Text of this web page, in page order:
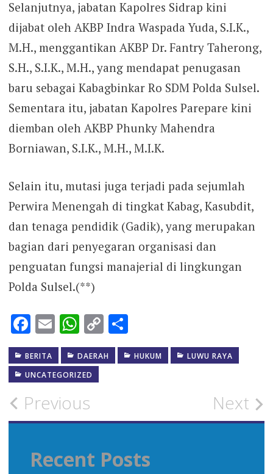
Selanjutnya, jabatan Kapolres Sidrap kini
dijabat oleh AKBP Indra Waspada Yuda, S.I.K.,
M.H., menggantikan AKBP Dr. Fantry Taherong,
S.H., S.I.K., M.H., yang mendapat penugasan
baru sebagai Kabagbinkar Ro SDM Polda Sulsel.
Sementara itu, jabatan Kapolres Parepare kini
diemban oleh AKBP Phunky Mahendra
Borniawan, S.I.K., M.H., M.I.K.
Selain itu, mutasi juga terjadi pada sejumlah
Perwira Menengah di tingkat Kabag, Kasubdit,
dan tenaga pendidik (Gadik), yang merupakan
bagian dari penyegaran organisasi dan
penguatan fungsi manajerial di lingkungan
Polda Sulsel.(**)
Facebook
EmailWhatsApp
Copy
Link
Share
BERITA DAERAH HUKUM
LUWU RAYA
UNCATEGORIZED
Post
navigation
Previous Next
Recent Posts